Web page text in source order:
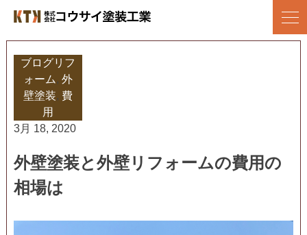
content
ブログリフ
ォーム , 外
壁塗装, 費
用
3月 18, 2020
外壁塗装と外壁リフォームの費用の
相場は